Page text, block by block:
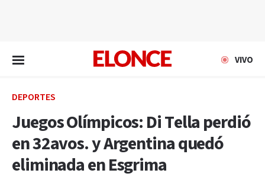
VIVO
DEPORTES
Juegos Olímpicos: Di Tella perdió
en 32avos. y Argentina quedó
eliminada en Esgrima